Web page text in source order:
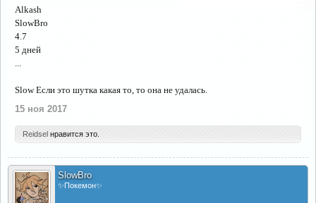
Alkash
SlowBro
4.7
5 дней
...
Slow Если это шутка какая то, то она не удалась.
15 ноя 2017
Reidsel нравится это.
SlowBro
✨Покемон✨